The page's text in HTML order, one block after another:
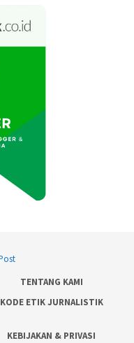
TENTANG KAMI
KODE ETIK JURNALISTIK
KEBIJAKAN & PRIVASI